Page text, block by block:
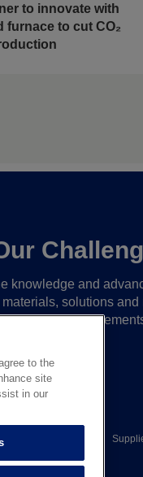
to innovate with
furnace to cut CO₂
knowledge and
solutions and
greater
of sale
to the
site
in our